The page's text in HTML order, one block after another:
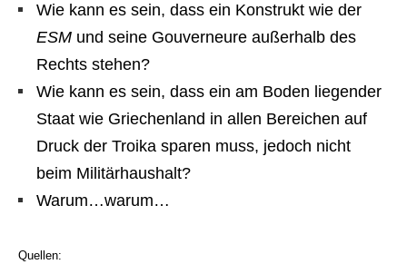
Wie kann es sein, dass ein Konstrukt wie der
ESM und seine Gouverneure außerhalb des
Rechts stehen?
Wie kann es sein, dass ein am Boden liegender
Staat wie Griechenland in allen Bereichen auf
Druck der Troika sparen muss, jedoch nicht
beim Militärhaushalt?
Warum…warum…
Quellen: